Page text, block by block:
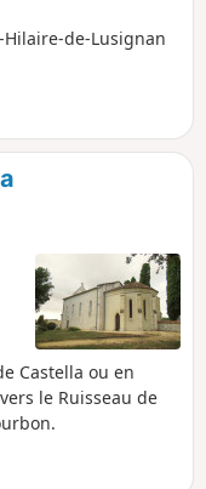
de-Lusignan
Castella ou en
le Ruisseau de